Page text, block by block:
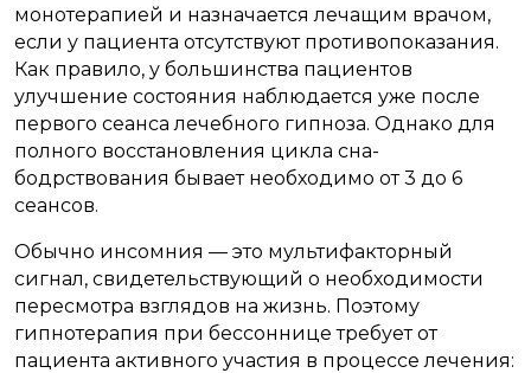
монотерапией и назначается лечащим врачом,
если у пациента отсутствуют противопоказания.
Как правило, у большинства пациентов
улучшение состояния наблюдается уже после
первого сеанса лечебного гипноза. Однако для
полного восстановления цикла сна-
бодрствования бывает необходимо от 3 до 6
сеансов.
Обычно инсомния — это мультифакторный
сигнал, свидетельствующий о необходимости
пересмотра взглядов на жизнь. Поэтому
гипнотерапия при бессоннице требует от
пациента активного участия в процессе лечения: